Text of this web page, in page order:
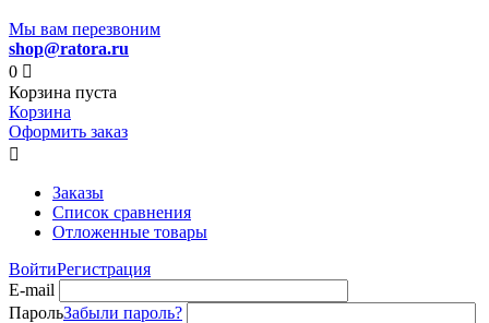
Мы вам перезвоним
shop@ratora.ru
0 
Корзина пуста
Корзина
Оформить заказ

Заказы
Список сравнения
Отложенные товары
ВойтиРегистрация
E-mail
ПарольЗабыли пароль?